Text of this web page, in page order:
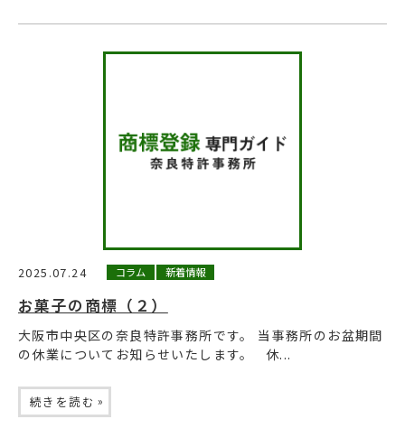
2025.07.24 コラム 新着情報
お菓子の商標（２）
大阪市中央区の奈良特許事務所です。 当事務所のお盆期間
の休業についてお知らせいたします。 休...
続きを読む »